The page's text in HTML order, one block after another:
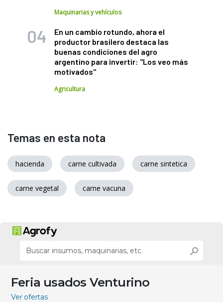
Maquinarias y vehículos
En un cambio rotundo, ahora el
productor brasilero destaca las
buenas condiciones del agro
argentino para invertir: "Los veo más
motivados"
Agricultura
Temas en esta nota
hacienda carne cultivada carne sintetica
carne vegetal carne vacuna
Feria usados Venturino
Ver ofertas